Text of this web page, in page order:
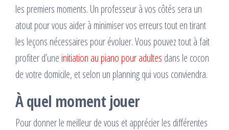
les premiers moments. Un professeur à vos côtés sera un
atout pour vous aider à minimiser vos erreurs tout en tirant
les leçons nécessaires pour évoluer. Vous pouvez tout à fait
profiter d’une initiation au piano pour adultes dans le cocon
de votre domicile, et selon un planning qui vous conviendra.
À quel moment jouer
Pour donner le meilleur de vous et apprécier les différentes